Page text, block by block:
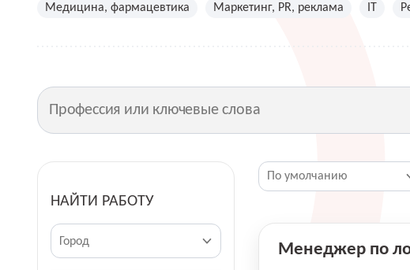
Медицина, фармацевтика Маркетинг, PR, реклама
НАЙТИ РАБОТУ
Город Менеджер по